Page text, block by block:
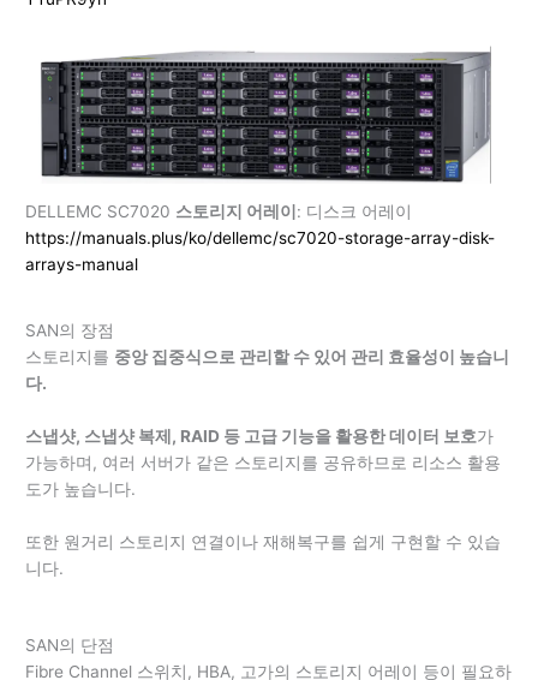
DELLEMC SC7020 스토리지 어레이: 디스크 어레이
https://manuals.plus/ko/dellemc/sc7020-storage-array-disk-
arrays-manual
SAN의 장점
스토리지를 중앙 집중식으로 관리할 수 있어 관리 효율성이 높습니
다.
스냅샷, 스냅샷 복제, RAID 등 고급 기능을 활용한 데이터 보호가
가능하며, 여러 서버가 같은 스토리지를 공유하므로 리소스 활용
도가 높습니다.
또한 원거리 스토리지 연결이나 재해복구를 쉽게 구현할 수 있습
니다.
SAN의 단점
Fibre Channel 스위치, HBA, 고가의 스토리지 어레이 등이 필요하